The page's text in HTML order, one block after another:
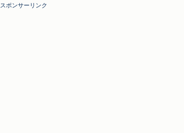
スポンサーリンク